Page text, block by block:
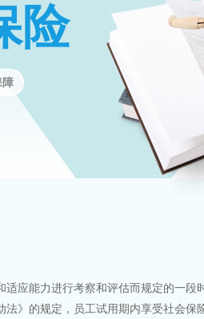
险
障
应能力进行考察和评估而规定的一段
》的规定，员工试用期内享受社会保